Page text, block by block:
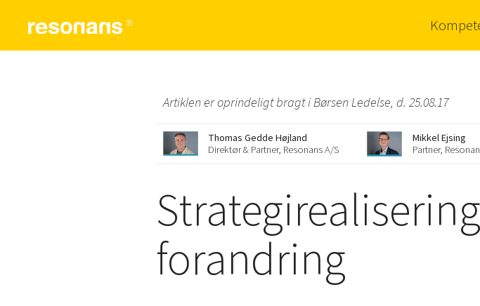
Artiklen er oprindeligt bragt i Børsen Ledelse, d. 25.08.17
Thomas Gedde Højland
Direktør & Partner, Resonans A/S
Mikkel Ejsing
Partner,
forandring